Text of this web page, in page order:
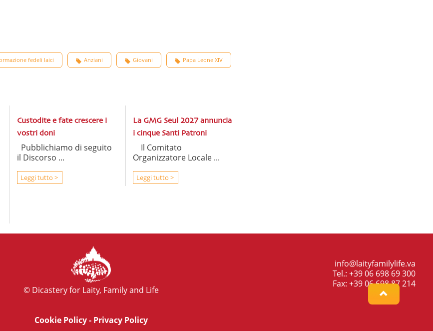
Papa Leone XIV
Giovani
Anziani
fedeli laici
Custodite e fate crescere i
vostri doni
Pubblichiamo di seguito
il Discorso ...
Leggi tutto >
La GMG Seul 2027 annuncia
i cinque Santi Patroni
Il Comitato
Organizzatore Locale ...
Leggi tutto >
© Dicastery for Laity, Family and Life
Cookie Policy- Privacy Policy
info@laityfamilylife.va
Tel.: +39 06 698 69 300
Fax: +39 06 698 87 214